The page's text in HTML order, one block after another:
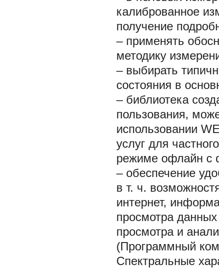
калиброванное
получение
– применять
методику
– выбирать
состояния в
– библиотека
пользования,
использовании
услуг для
режиме офлайн с
– обеспечение
в т. ч.
интернет,
просмотра
просмотра и
(Программный
Спектральные